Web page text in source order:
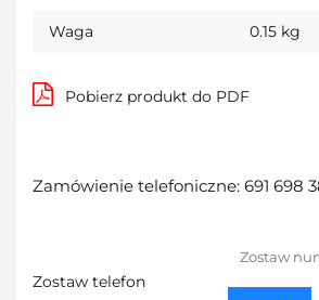
Waga 0.15 kg
Pobierz produkt do PDF
Zamówienie telefoniczne: 691 698
Zostaw telefon